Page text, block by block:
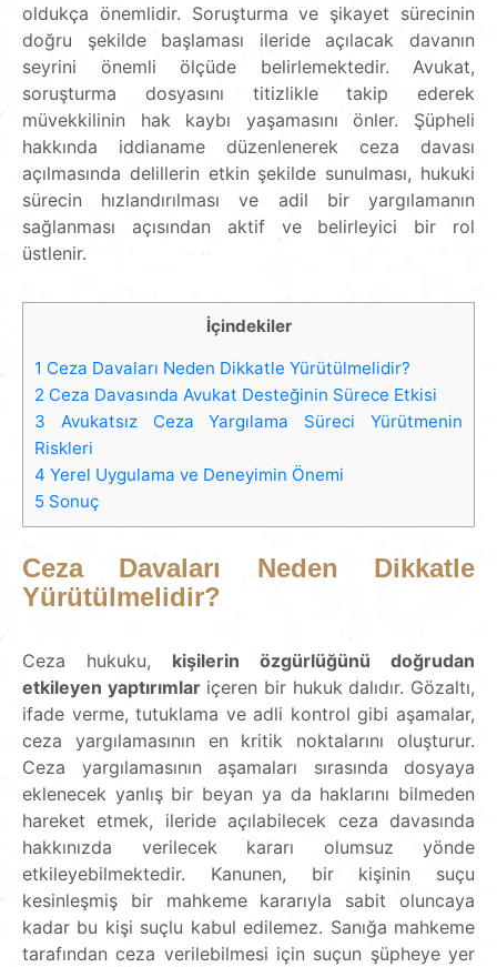
oldukça önemlidir. Soruşturma ve şikayet sürecinin
doğru şekilde başlaması ileride açılacak davanın
seyrini önemli ölçüde belirlemektedir. Avukat,
soruşturma dosyasını titizlikle takip ederek
müvekkilinin hak kaybı yaşamasını önler. Şüpheli
hakkında iddianame düzenlenerek ceza davası
açılmasında delillerin etkin şekilde sunulması, hukuki
sürecin hızlandırılması ve adil bir yargılamanın
sağlanması açısından aktif ve belirleyici bir rol
üstlenir.
İçindekiler
1 Ceza Davaları Neden Dikkatle Yürütülmelidir?
2 Ceza Davasında Avukat Desteğinin Sürece Etkisi
3 Avukatsız Ceza Yargılama Süreci Yürütmenin
Riskleri
4 Yerel Uygulama ve Deneyimin Önemi
5 Sonuç
Ceza Davaları Neden Dikkatle
Yürütülmelidir?
Ceza hukuku, kişilerin özgürlüğünü doğrudan
etkileyen yaptırımlariçeren bir hukuk dalıdır. Gözaltı,
ifade verme, tutuklama ve adli kontrol gibi aşamalar,
ceza yargılamasının en kritik noktalarını oluşturur.
Ceza yargılamasının aşamaları sırasında dosyaya
eklenecek yanlış bir beyan ya da haklarını bilmeden
hareket etmek, ileride açılabilecek ceza davasında
hakkınızda verilecek kararı olumsuz yönde
etkileyebilmektedir. Kanunen, bir kişinin suçu
kesinleşmiş bir mahkeme kararıyla sabit oluncaya
kadar bu kişi suçlu kabul edilemez. Sanığa mahkeme
tarafından ceza verilebilmesi için suçun şüpheye yer